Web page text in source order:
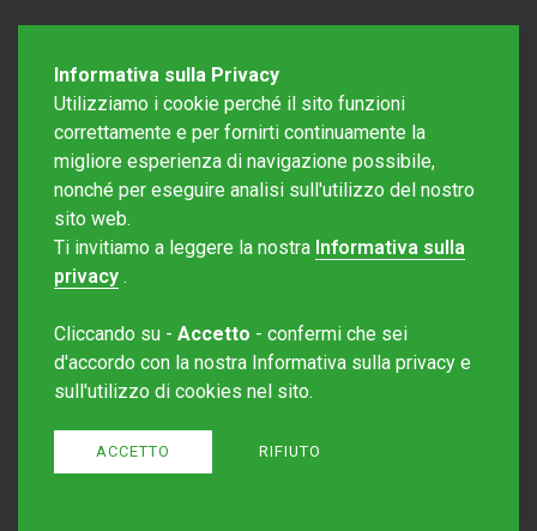
Editore Rotostampa SA
Sito creato daRedesign
Informativa sulla Privacy
Utilizziamo i cookie perché il sito funzioni
correttamente e per fornirti continuamente la
migliore esperienza di navigazione possibile,
nonché per eseguire analisi sull'utilizzo del nostro
sito web.
Ti invitiamo a leggere la nostra Informativa sulla
privacy .
Cliccando su - Accetto - confermi che sei
d'accordo con la nostra Informativa sulla privacy e
sull'utilizzo di cookies nel sito.
ACCETTO RIFIUTO